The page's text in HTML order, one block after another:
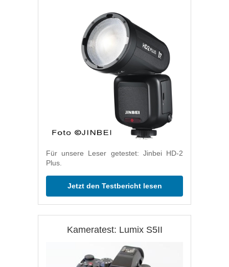
Für unsere Leser getestet: Jinbei HD-2
Plus.
Jetzt den Testbericht lesen
Kameratest: Lumix S5II